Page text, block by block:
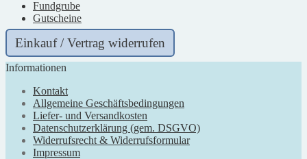
Fundgrube
Gutscheine
Einkauf / Vertrag widerrufen
Informationen
Kontakt
Allgemeine Geschäftsbedingungen
Liefer- und Versandkosten
Datenschutzerklärung (gem. DSGVO)
Widerrufsrecht & Widerrufsformular
Impressum